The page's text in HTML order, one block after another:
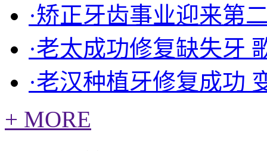
·矫正牙齿事业迎来第
·老太成功修复缺失牙
·老汉种植牙修复成功
+ MORE